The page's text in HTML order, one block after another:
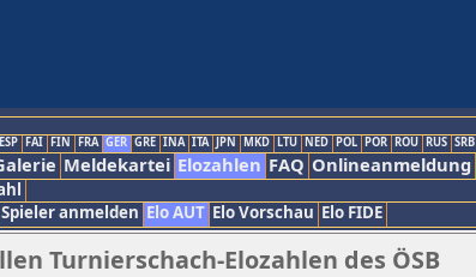
ESP FAI FIN FRA GER GRE INA ITA JPN MKD LTU NED POL POR ROU RUS SRB
Meldekartei Elozahlen FAQ Onlineanmeldung
Spieler anmelden Elo AUT Elo Vorschau Elo FIDE
Turnierschach-Elozahlen des ÖSB